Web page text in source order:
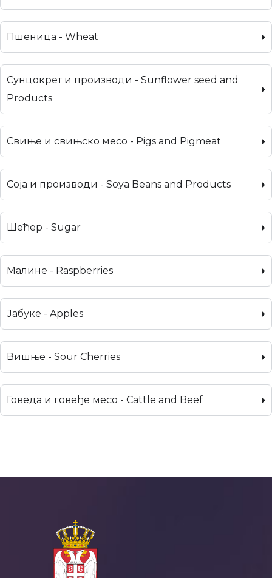
Пшеница - Wheat
Сунцокрет и производи - Sunflower seed and
Products
Свиње и свињско месо - Pigs and Pigmeat
Соја и производи - Soya Beans and Products
Шећер - Sugar
Малине - Raspberries
Јабуке - Apples
Вишње - Sour Cherries
Говеда и говеђе месо - Cattle and Beef